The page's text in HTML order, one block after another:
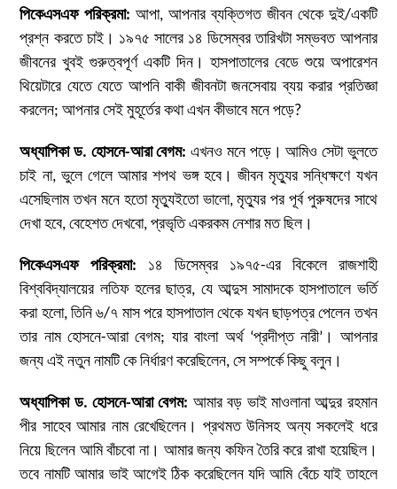
পিকেএসএফ পরিক্রমা: আপা, আপনার ব্যক্তিগত জীবন থেকে দুই/একটি
প্রশ্ন করতে চাই। ১৯৭৫ সালের ১৪ ডিসেম্বর তারিখটা সম্ভবত আপনার
জীবনের খুবই গুরুত্বপূর্ণ একটি দিন। হাসপাতালের বেডে শুয়ে অপারেশন
থিয়েটারে যেতে যেতে আপনি বাকী জীবনটা জনসেবায় ব্যয় করার প্রতিজ্ঞা
করলেন; আপনার সেই মুহূর্তের কথা এখন কীভাবে মনে পড়ে?
অধ্যাপিকা ড. হোসনে-আরা বেগম:এখনও মনে পড়ে। আমিও সেটা ভুলতে
চাই না, ভুলে গেলে আমার শপথ ভঙ্গ হবে। জীবন মৃত্যুর সন্ধিক্ষণে যখন
এসেছিলাম তখন মনে হতো মৃত্যুইতো ভালো, মৃত্যুর পর পূর্ব পুরুষদের সাথে
দেখা হবে, বেহেশত দেখবো, প্রভৃতি একরকম নেশার মত ছিল।
পিকেএসএফ পরিক্রমা: ১৪ ডিসেম্বর ১৯৭৫-এর বিকেলে রাজশাহী
বিশ্ববিদ্যালয়ের লতিফ হলের ছাত্র, যে আব্দুস সামাদকে হাসপাতালে ভর্তি
করা হলো, তিনি ৬/৭ মাস পরে হাসপাতাল থেকে যখন ছাড়পত্র পেলেন তখন
তার নাম হোসনে-আরা বেগম; যার বাংলা অর্থ ‘প্রদীপ্ত নারী’। আপনার
জন্য এই নতুন নামটি কে নির্ধারণ করেছিলেন, সে সম্পর্কে কিছু বলুন।
অধ্যাপিকা ড. হোসনে-আরা বেগম: আমার বড় ভাই মাওলানা আব্দুর রহমান
পীর সাহেব আমার নাম রেখেছিলেন। প্রথমত উনিসহ অন্য সকলেই ধরে
নিয়ে ছিলেন আমি বাঁচবো না। আমার জন্য কফিন তৈরি করে রাখা হয়েছিল।
তবে নামটি আমার ভাই আগেই ঠিক করেছিলেন যদি আমি বেঁচে যাই তাহলে